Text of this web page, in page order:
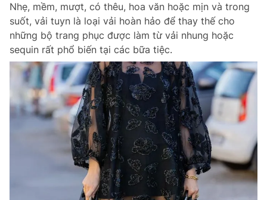
Nhẹ, mềm, mượt, có thêu, hoa văn hoặc mịn và trong
suốt, vải tuyn là loại vải hoàn hảo để thay thế cho
những bộ trang phục được làm từ vải nhung hoặc
sequin rất phổ biến tại các bữa tiệc.